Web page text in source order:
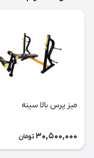
میز پرس بالا سینه
30,500,000 تومان